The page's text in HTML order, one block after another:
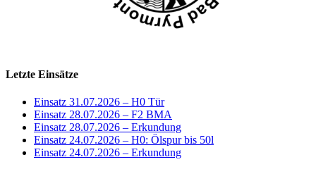
Letzte Einsätze
Einsatz 31.07.2026 – H0 Tür
Einsatz 28.07.2026 – F2 BMA
Einsatz 28.07.2026 – Erkundung
Einsatz 24.07.2026 – H0: Ölspur bis 50l
Einsatz 24.07.2026 – Erkundung